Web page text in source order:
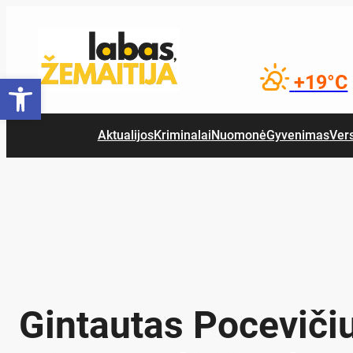
Open toolbar +19°C
AktualijosKriminalai NuomonėGyvenimas
Gintautas